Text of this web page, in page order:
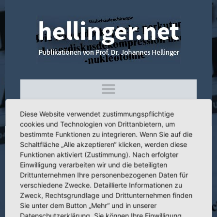
4.066 Die Epiphyseolysis capitis femoris
als präarthrotische Deformität unter
Berücksichtigung des Therapiewandels
Diese Website verwendet zustimmungspflichtige
cookies und Technologien von Drittanbietern, um
bestimmte Funktionen zu integrieren. Wenn Sie auf die
Schaltfläche „Alle akzeptieren“ klicken, werden diese
Funktionen aktiviert (Zustimmung). Nach erfolgter
Einwilligung verarbeiten wir und die beteiligten
Drittunternehmen Ihre personenbezogenen Daten für
verschiedene Zwecke. Detaillierte Informationen zu
Zweck, Rechtsgrundlage und Drittunternehmen finden
Sie unter dem Button „Mehr“ und in unserer